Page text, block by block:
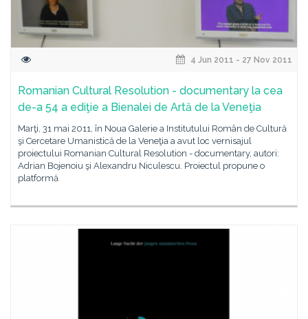
4 Jun 2011 - 27 Nov 2011
Romanian Cultural Resolution - documentary la cea
de-a 54 a ediţie a Bienalei de Artă de la Veneţia
Marţi, 31 mai 2011, în Noua Galerie a Institutului Român de Cultură
şi Cercetare Umanistică de la Veneţia a avut loc vernisajul
proiectului Romanian Cultural Resolution - documentary, autori:
Adrian Bojenoiu şi Alexandru Niculescu. Proiectul propune o
platformă